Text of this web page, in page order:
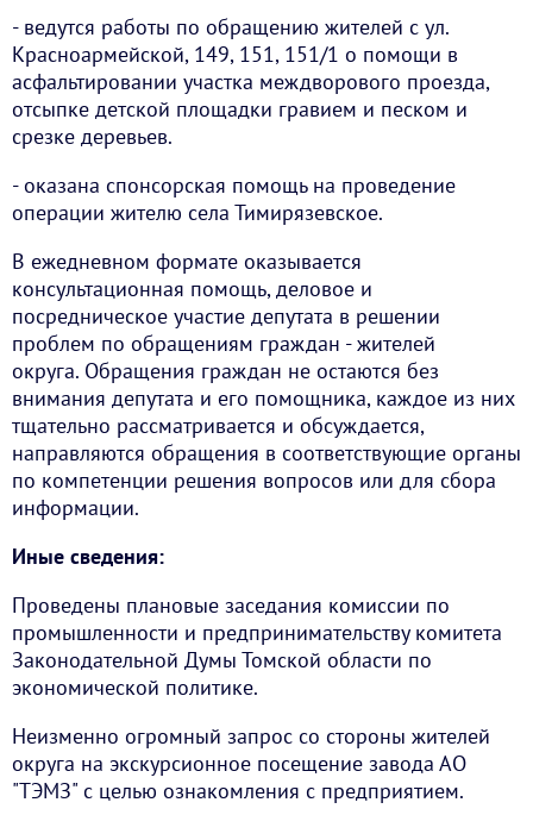
- ведутся работы по обращению жителей с ул.
Красноармейской, 149, 151, 151/1 о помощи в
асфальтировании участка междворового проезда,
отсыпке детской площадки гравием и песком и
срезке деревьев.
- оказана спонсорская помощь на проведение
операции жителю села Тимирязевское.
В ежедневном формате оказывается
консультационная помощь, деловое и
посредническое участие депутата в решении
проблем по обращениям граждан - жителей
округа. Обращения граждан не остаются без
внимания депутата и его помощника, каждое из них
тщательно рассматривается и обсуждается,
направляются обращения в соответствующие органы
по компетенции решения вопросов или для сбора
информации.
Иные сведения:
Проведены плановые заседания комиссии по
промышленности и предпринимательству комитета
Законодательной Думы Томской области по
экономической политике.
Неизменно огромный запрос со стороны жителей
округа на экскурсионное посещение завода АО
"ТЭМЗ" с целью ознакомления с предприятием.